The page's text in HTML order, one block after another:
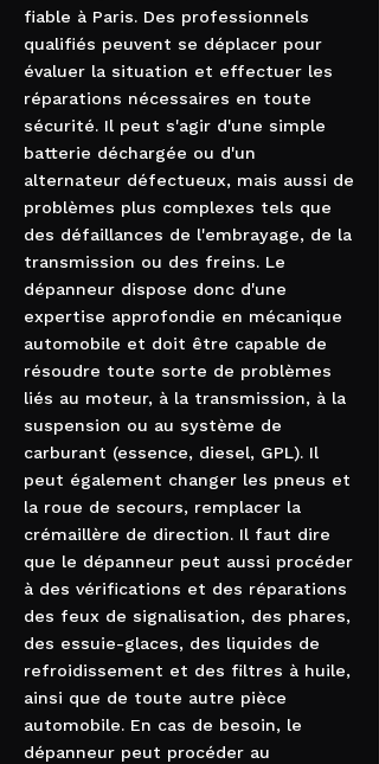
fiable à Paris. Des professionnels
qualifiés peuvent se déplacer pour
évaluer la situation et effectuer les
réparations nécessaires en toute
sécurité. Il peut s'agir d'une simple
batterie déchargée ou d'un
alternateur défectueux, mais aussi de
problèmes plus complexes tels que
des défaillances de l'embrayage, de la
transmission ou des freins. Le
dépanneur dispose donc d'une
expertise approfondie en mécanique
automobile et doit être capable de
résoudre toute sorte de problèmes
liés au moteur, à la transmission, à la
suspension ou au système de
carburant (essence, diesel, GPL). Il
peut également changer les pneus et
la roue de secours, remplacer la
crémaillère de direction. Il faut dire
que le dépanneur peut aussi procéder
à des vérifications et des réparations
des feux de signalisation, des phares,
des essuie-glaces, des liquides de
refroidissement et des filtres à huile,
ainsi que de toute autre pièce
automobile. En cas de besoin, le
dépanneur peut procéder au